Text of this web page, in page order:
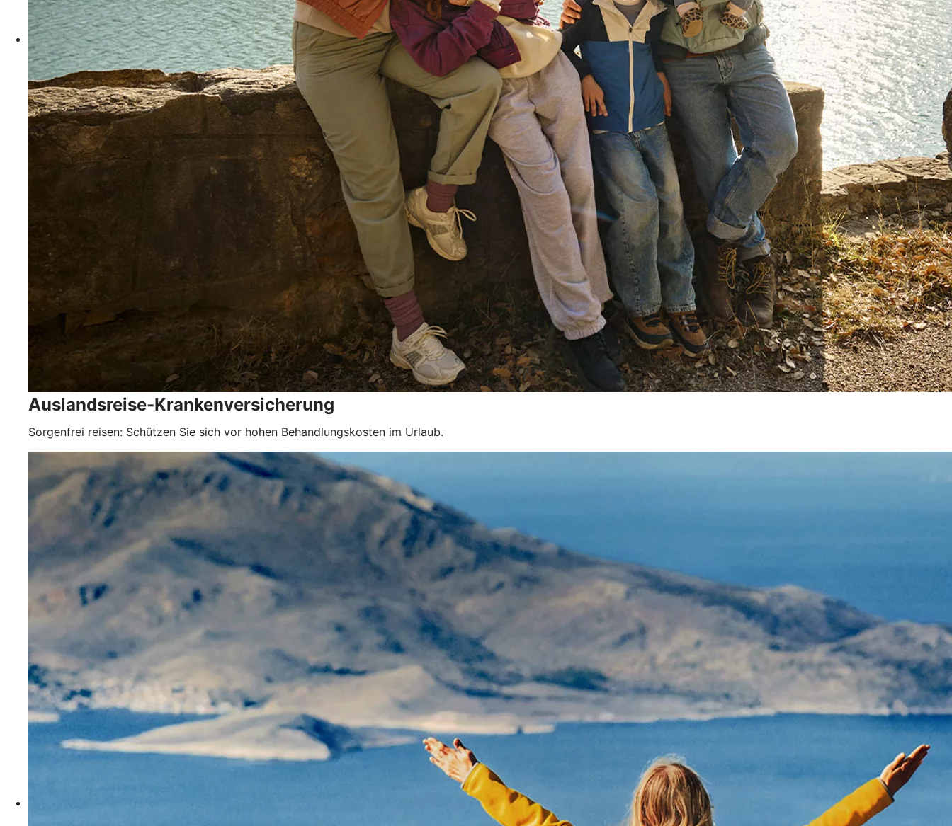
Auslandsreise-Krankenversicherung
Sorgenfrei reisen: Schützen Sie sich vor hohen Behandlungskosten im Urlaub.